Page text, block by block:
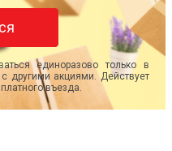
единоразово только в
другими акциями. Действует
въезда.